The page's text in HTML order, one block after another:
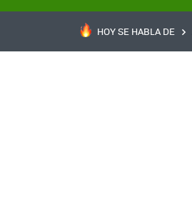
HOY SE HABLA DE